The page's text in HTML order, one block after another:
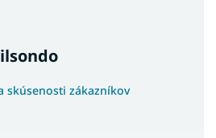
skúsenosti zákazníkov